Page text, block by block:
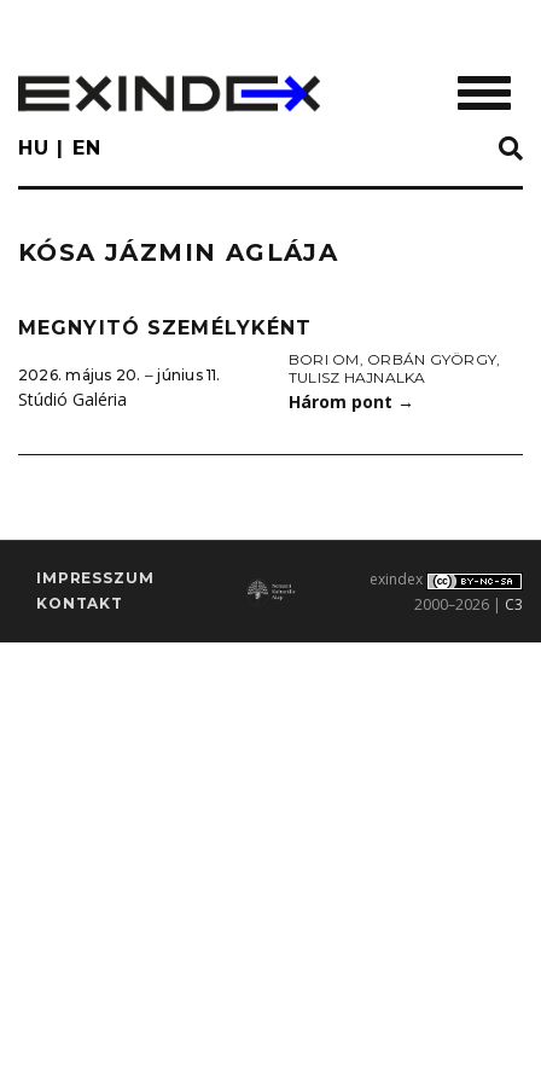
main
content
HU EN
KÓSA JÁZMIN AGLÁJA
MEGNYITÓ SZEMÉLYKÉNT
2026. május 20. ‒ június 11.
Stúdió Galéria
BORI OM, ORBÁN GYÖRGY,
TULISZ HAJNALKA
Három pont →
IMPRESSZUM
KONTAKT
exindex
2000–2026 | C3